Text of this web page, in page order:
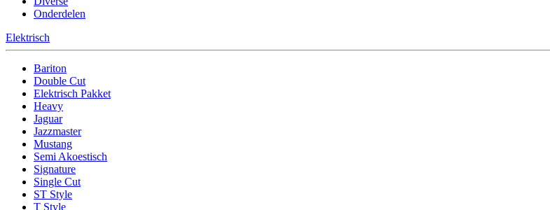
Onderdelen
Elektrisch
Bariton
Double Cut
Elektrisch Pakket
Heavy
Jaguar
Jazzmaster
Mustang
Semi Akoestisch
Signature
Single Cut
ST Style
T Style